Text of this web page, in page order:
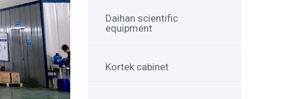
Daihan scientific
equipment
Kortek cabinet